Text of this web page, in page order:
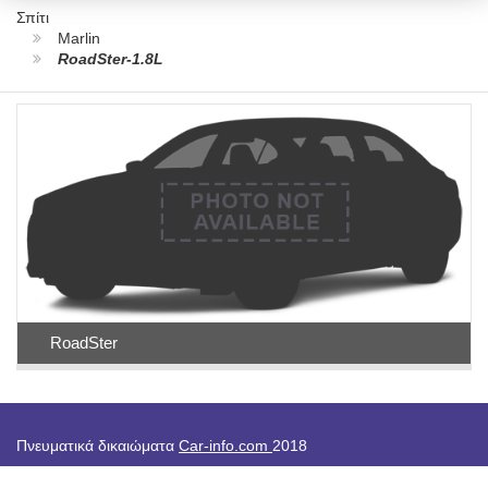
Σπίτι
Marlin
RoadSter-1.8L
RoadSter
Πνευματικά δικαιώματα Car-info.com 2018